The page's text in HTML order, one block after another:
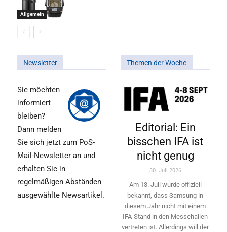
Allgemein
Newsletter
Sie möchten
informiert
bleiben?
Dann melden
Sie sich jetzt zum PoS-
Mail-Newsletter an und
erhalten Sie in
regelmäßigen Abständen
ausgewählte Newsartikel.
Themen der Woche
Editorial: Ein
bisschen IFA ist
nicht genug
30. Juli 2026
Am 13. Juli wurde offiziell
bekannt, dass Samsung in
diesem Jahr nicht mit einem
IFA-Stand in den Messehallen
vertreten ist. Allerdings will ­der